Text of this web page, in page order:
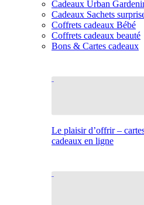
Cadeaux Urban
Cadeaux Sachets
Coffrets cadeaux Bébé
Coffrets cadeaux beauté
Bons & Cartes cadeaux
Le plaisir d’offrir –
cadeaux en ligne